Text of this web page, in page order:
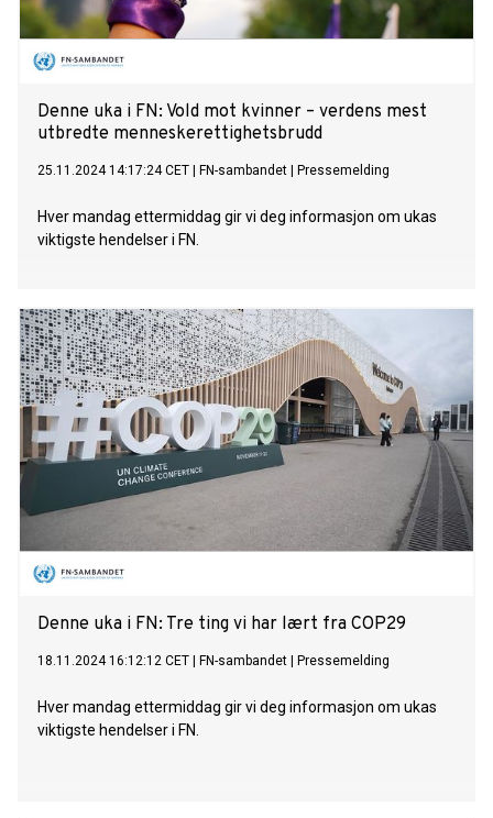
Denne uka i FN: Vold mot kvinner – verdens mest
utbredte menneskerettighetsbrudd
25.11.2024 14:17:24 CET FN-sambandet Pressemelding
Hver mandag ettermiddag gir vi deg informasjon om ukas
viktigste hendelser i FN.
Denne uka i FN: Tre ting vi har lært fra COP29
18.11.2024 16:12:12 CET FN-sambandet Pressemelding
Hver mandag ettermiddag gir vi deg informasjon om ukas
viktigste hendelser i FN.